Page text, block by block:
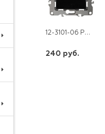
12-3101-06 РОЗЕТКА TV ОДИНОЧНАЯ ЧЕРНЫЙ ЭРА
240 руб.